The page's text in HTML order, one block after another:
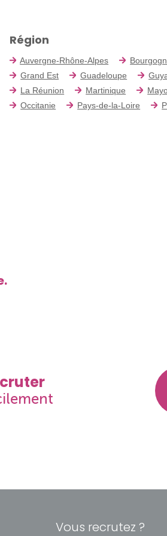
Région
Auvergne-Rhône-Alpes
Grand Est
Guadeloupe
La Réunion
Martinique
Occitanie
Pays-de-la-Loire
Vous recrutez ?